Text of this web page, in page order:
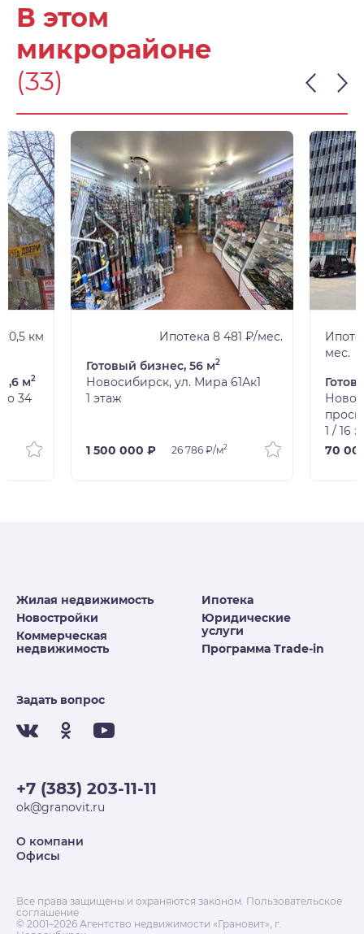
В этом
микрорайоне
(33)
0,5 км
м2
34
Ипотека 8 481 ₽/мес.
Готовый бизнес, 56 м2
Новосибирск, ул. Мира 61Ак1
1 этаж
1 500 000 ₽ 26 786 ₽/м2
мес.
1 / 16
70
Жилая недвижимость
Новостройки
Коммерческая
недвижимость
Ипотека
Юридические
услуги
Программа Trade-in
Задать вопрос
+7 (383) 203-11-11
ok@granovit.ru
О компани
Офисы
Все права защищены и охраняются законом. Пользовательское
соглашение
© 2001–2026 Агентство недвижимости «Грановит», г.